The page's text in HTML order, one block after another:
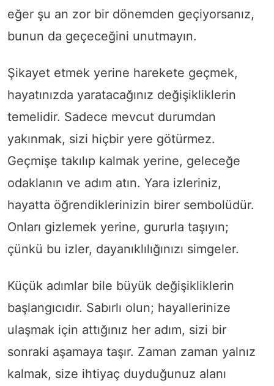
eğer şu an zor bir dönemden geçiyorsanız,
bunun da geçeceğini unutmayın.
Şikayet etmek yerine harekete geçmek,
hayatınızda yaratacağınız değişikliklerin
temelidir. Sadece mevcut durumdan
yakınmak, sizi hiçbir yere götürmez.
Geçmişe takılıp kalmak yerine, geleceğe
odaklanın ve adım atın. Yara izleriniz,
hayatta öğrendiklerinizin birer sembolüdür.
Onları gizlemek yerine, gururla taşıyın;
çünkü bu izler, dayanıklılığınızı simgeler.
Küçük adımlar bile büyük değişikliklerin
başlangıcıdır. Sabırlı olun; hayallerinize
ulaşmak için attığınız her adım, sizi bir
sonraki aşamaya taşır. Zaman zaman yalnız
kalmak, size ihtiyaç duyduğunuz alanı